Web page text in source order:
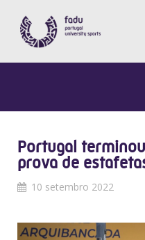
Portugal
prova de
10 setembro 2022